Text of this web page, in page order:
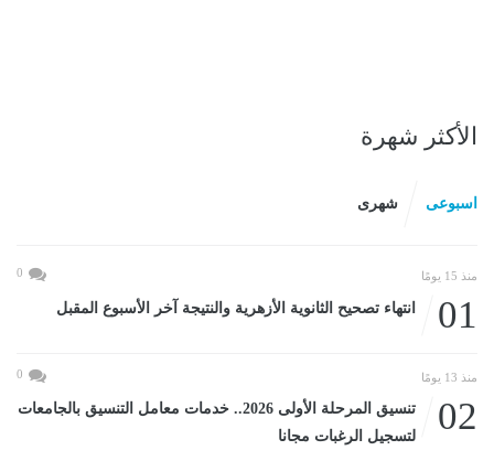
الأكثر شهرة
اسبوعى شهرى
منذ 15 يومًا 0
01 انتهاء تصحيح الثانوية الأزهرية والنتيجة آخر الأسبوع المقبل
منذ 13 يومًا 0
02
تنسيق المرحلة الأولى 2026.. خدمات معامل التنسيق بالجامعات
لتسجيل الرغبات مجانا